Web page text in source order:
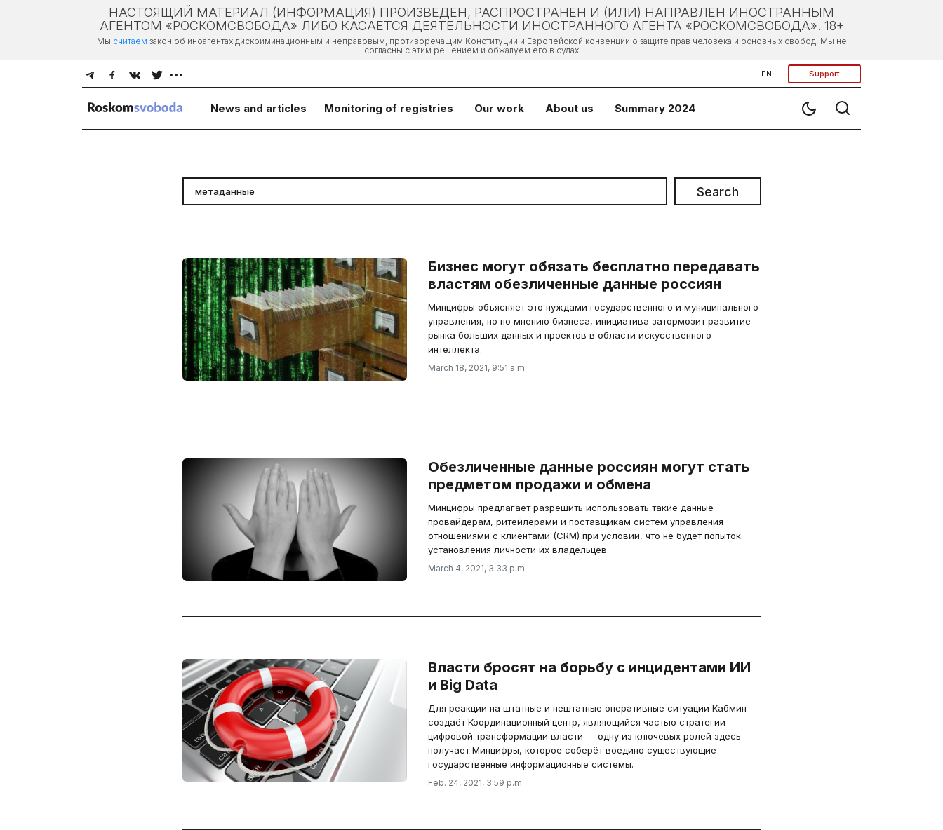
НАСТОЯЩИЙ МАТЕРИАЛ (ИНФОРМАЦИЯ) ПРОИЗВЕДЕН, РАСПРОСТРАНЕН И (ИЛИ) НАПРАВЛЕН ИНОСТРАННЫМ
АГЕНТОМ «РОСКОМСВОБОДА» ЛИБО КАСАЕТСЯ ДЕЯТЕЛЬНОСТИ ИНОСТРАННОГО АГЕНТА «РОСКОМСВОБОДА». 18+
Мы считаем закон об иноагентах дискриминационным и неправовым, противоречащим Конституции и Европейской конвенции о защите прав человека и основных свобод. Мы не
согласны с этим решением и обжалуем его в судах
EN Support
News and articles Monitoring of registries Our work About us Summary 2024
Search
Бизнес могут обязать бесплатно передавать
властям обезличенные данные россиян
Минцифры объясняет это нуждами государственного и муниципального
управления, но по мнению бизнеса, инициатива затормозит развитие
рынка больших данных и проектов в области искусственного
интеллекта.
March 18, 2021, 9:51 a.m.
Обезличенные данные россиян могут стать
предметом продажи и обмена
Минцифры предлагает разрешить использовать такие данные
провайдерам, ритейлерами и поставщикам систем управления
отношениями с клиентами (CRM) при условии, что не будет попыток
установления личности их владельцев.
March 4, 2021, 3:33 p.m.
Власти бросят на борьбу с инцидентами ИИ
и Big Data
Для реакции на штатные и нештатные оперативные ситуации Кабмин
создаёт Координационный центр, являющийся частью стратегии
цифровой трансформации власти — одну из ключевых ролей здесь
получает Минцифры, которое соберёт воедино существующие
государственные информационные системы.
Feb. 24, 2021, 3:59 p.m.